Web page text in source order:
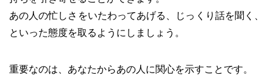
あの人の忙しさをいたわってあげる、じっくり話を聞く、
といった態度を取るようにしましょう。
重要なのは、あなたからあの人に関心を示すことです。